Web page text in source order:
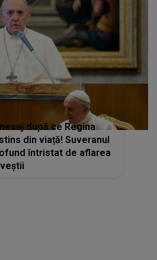
după ce Regina
din viață! Suveranul
întristat de aflarea
veștii